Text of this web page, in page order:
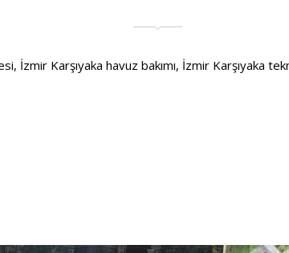
İzmir Karşıyaka havuz bakımı, İzmir Karşıyaka